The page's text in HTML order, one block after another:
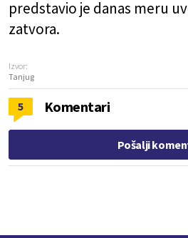
predstavio je danas meru
zatvora.
Izvor:
Tanjug
5 Komentari
Pošalji